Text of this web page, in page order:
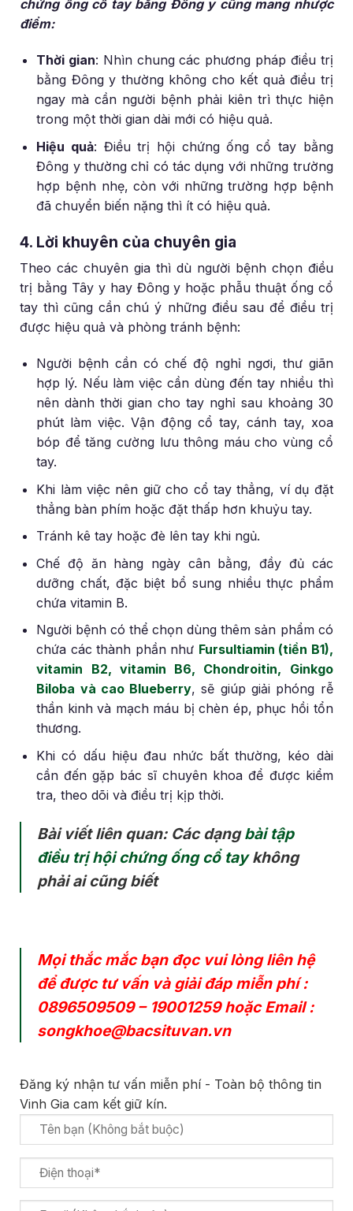
chứng ống cổ tay bằng Đông y cũng mang nhược
điểm:
Thời gian: Nhìn chung các phương pháp điều trị
bằng Đông y thường không cho kết quả điều trị
ngay mà cần người bệnh phải kiên trì thực hiện
trong một thời gian dài mới có hiệu quả.
Hiệu quả: Điều trị hội chứng ống cổ tay bằng
Đông y thường chỉ có tác dụng với những trường
hợp bệnh nhẹ, còn với những trường hợp bệnh
đã chuyển biến nặng thì ít có hiệu quả.
4. Lời khuyên của chuyên gia
Theo các chuyên gia thì dù người bệnh chọn điều
trị bằng Tây y hay Đông y hoặc phẫu thuật ống cổ
tay thì cũng cần chú ý những điều sau để điều trị
được hiệu quả và phòng tránh bệnh:
Người bệnh cần có chế độ nghỉ ngơi, thư giãn
hợp lý. Nếu làm việc cần dùng đến tay nhiều thì
nên dành thời gian cho tay nghỉ sau khoảng 30
phút làm việc. Vận động cổ tay, cánh tay, xoa
bóp để tăng cường lưu thông máu cho vùng cổ
tay.
Khi làm việc nên giữ cho cổ tay thẳng, ví dụ đặt
thẳng bàn phím hoặc đặt thấp hơn khuỷu tay.
Tránh kê tay hoặc đè lên tay khi ngủ.
Chế độ ăn hàng ngày cân bằng, đầy đủ các
dưỡng chất, đặc biệt bổ sung nhiều thực phẩm
chứa vitamin B.
Người bệnh có thể chọn dùng thêm sản phẩm có
chứa các thành phần như Fursultiamin (tiền B1),
vitamin B2, vitamin B6, Chondroitin, Ginkgo
Biloba và cao Blueberry, sẽ giúp giải phóng rễ
thần kinh và mạch máu bị chèn ép, phục hồi tổn
thương.
Khi có dấu hiệu đau nhức bất thường, kéo dài
cần đến gặp bác sĩ chuyên khoa để được kiểm
tra, theo dõi và điều trị kịp thời.
Bài viết liên quan: Các dạngbài tập
điều trị hội chứng ống cổ taykhông
phải ai cũng biết
Mọi thắc mắc bạn đọc vui lòng liên hệ
để được tư vấn và giải đáp miễn phí :
0896509509– 19001259hoặc Email :
songkhoe@bacsituvan.vn
Đăng ký nhận tư vấn miễn phí - Toàn bộ thông tin
Vinh Gia cam kết giữ kín.